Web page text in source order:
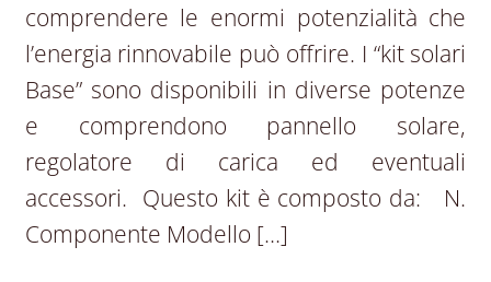
comprendere le enormi potenzialità che
l’energia rinnovabile può offrire. I “kit solari
Base” sono disponibili in diverse potenze
e comprendono pannello solare,
regolatore di carica ed eventuali
accessori. Questo kit è composto da: N.
Componente Modello […]